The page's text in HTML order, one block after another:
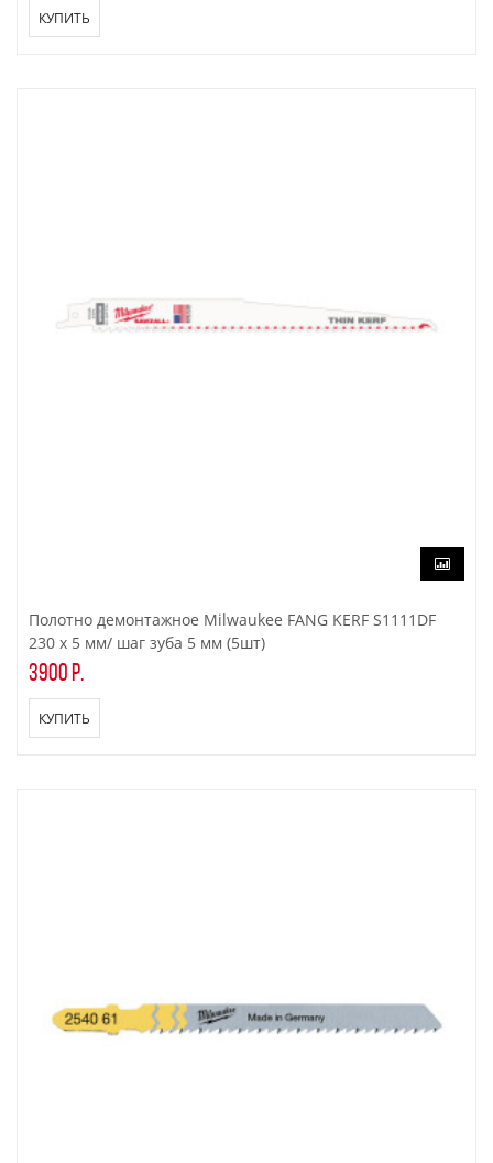
КУПИТЬ
Полотно демонтажное Milwaukee FANG KERF S1111DF
230 x 5 мм/ шаг зуба 5 мм (5шт)
3900 р.
КУПИТЬ